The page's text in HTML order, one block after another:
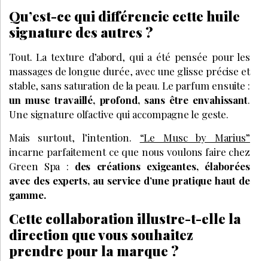
Qu’est-ce qui différencie cette huile
signature des autres ?
Tout. La texture d’abord, qui a été pensée pour les
massages de longue durée, avec une glisse précise et
stable, sans saturation de la peau. Le parfum ensuite :
un musc travaillé, profond, sans être envahissant.
Une signature olfactive qui accompagne le geste.
Mais surtout, l’intention. “Le Musc by Marius”
incarne parfaitement ce que nous voulons faire chez
Green Spa : des créations exigeantes, élaborées
avec des experts, au service d’une pratique haut de
gamme.
Cette collaboration illustre-t-elle la
direction que vous souhaitez
prendre pour la marque ?